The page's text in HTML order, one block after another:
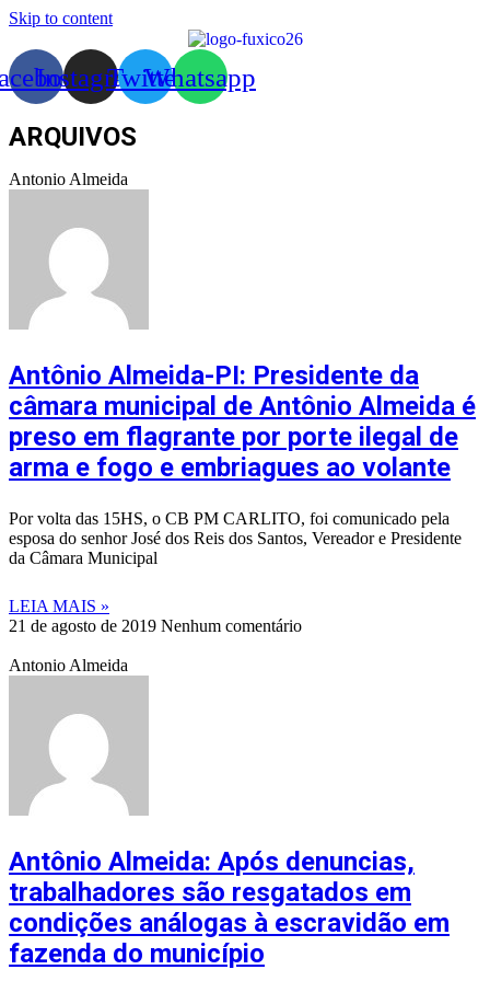
Skip to content
InstagramTwitterWhatsapp
ARQUIVOS
Antonio Almeida
Antônio Almeida-PI: Presidente da
câmara municipal de Antônio Almeida é
preso em flagrante por porte ilegal de
arma e fogo e embriagues ao volante
Por volta das 15HS, o CB PM CARLITO, foi comunicado pela
esposa do senhor José dos Reis dos Santos, Vereador e Presidente
da Câmara Municipal
LEIA MAIS »
21 de agosto de 2019 Nenhum comentário
Antonio Almeida
Antônio Almeida: Após denuncias,
trabalhadores são resgatados em
condições análogas à escravidão em
fazenda do município